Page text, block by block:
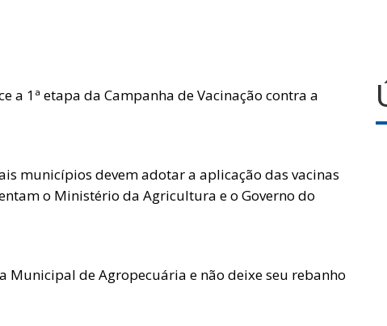
a 1ª etapa da Campanha de Vacinação contra a
municípios devem adotar a aplicação das vacinas
o Ministério da Agricultura e o Governo do
Municipal de Agropecuária e não deixe seu rebanho